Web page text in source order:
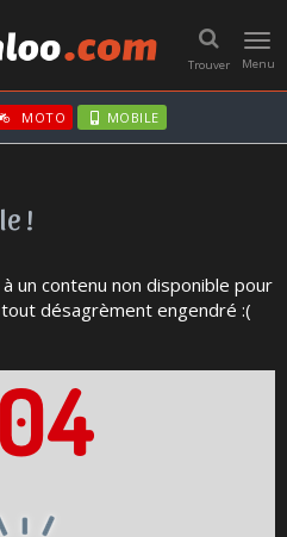
Menu
Trouver
MOTO MOBILE
!
un contenu non disponible pour
désagrèment engendré :(